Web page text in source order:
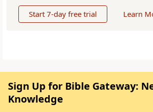
Start 7-day free trial Learn
Sign Up for Bible Gateway:
Knowledge